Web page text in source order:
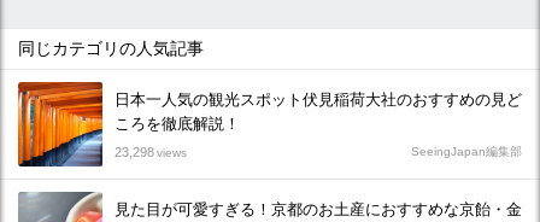
同じカテゴリの人気記事
日本一人気の観光スポット伏見稲荷大社のおすすめの見ど
ころを徹底解説！
23,298views SeeingJapan編集部
見た目が可愛すぎる！京都のお土産におすすめな京飴・金